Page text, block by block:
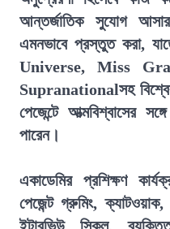
আন্তর্জাতিক সুযোগ
এমনভাবে প্রস্তুত করা,
Universe, Miss
Supranationalসহ বিশ্বের
পেজেন্টে আত্মবিশ্বাসের
পারেন।
একাডেমির প্রশিক্ষণ
পেজেন্ট গ্রুমিং,